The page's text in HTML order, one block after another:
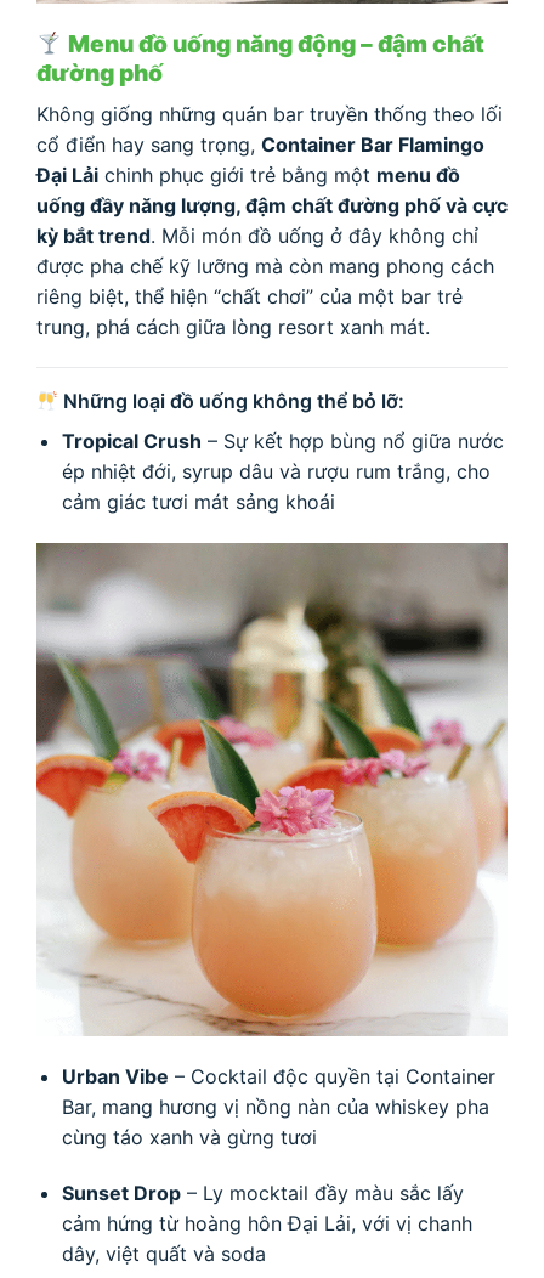
Menu đồ uống năng động – đậm chất
đường phố
Không giống những quán bar truyền thống theo lối
cổ điển hay sang trọng, Container Bar Flamingo
Đại Lải chinh phục giới trẻ bằng một menu đồ
uống đầy năng lượng, đậm chất đường phố và cực
kỳ bắt trend. Mỗi món đồ uống ở đây không chỉ
được pha chế kỹ lưỡng mà còn mang phong cách
riêng biệt, thể hiện “chất chơi” của một bar trẻ
trung, phá cách giữa lòng resort xanh mát.
Những loại đồ uống không thể bỏ lỡ:
Tropical Crush – Sự kết hợp bùng nổ giữa nước
ép nhiệt đới, syrup dâu và rượu rum trắng, cho
cảm giác tươi mát sảng khoái
Urban Vibe – Cocktail độc quyền tại Container
Bar, mang hương vị nồng nàn của whiskey pha
cùng táo xanh và gừng tươi
Sunset Drop– Ly mocktail đầy màu sắc lấy
cảm hứng từ hoàng hôn Đại Lải, với vị chanh
dây, việt quất và soda